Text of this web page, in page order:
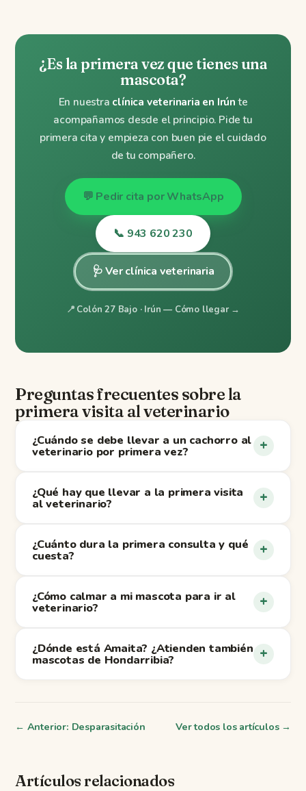
¿Es la primera vez que tienes una
mascota?
En nuestra clínica veterinaria en Irúnte
acompañamos desde el principio. Pide tu
primera cita y empieza con buen pie el cuidado
de tu compañero.
💬 Pedir cita por WhatsApp
📞 943 620 230
🩺 Ver clínica veterinaria
📍 Colón 27 Bajo · Irún — Cómo llegar →
Preguntas frecuentes sobre la
primera visita al veterinario
¿Cuándo se debe llevar a un cachorro al
veterinario por primera vez? +
¿Qué hay que llevar a la primera visita
al veterinario? +
¿Cuánto dura la primera consulta y qué
cuesta? +
¿Cómo calmar a mi mascota para ir al
veterinario? +
¿Dónde está Amaita? ¿Atienden también
mascotas de Hondarribia? +
← Anterior: Desparasitación Ver todos los artículos →
Artículos relacionados